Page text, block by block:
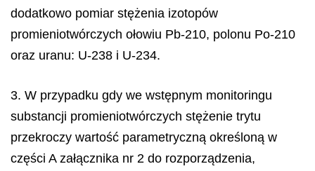
dodatkowo pomiar stężenia izotopów
promieniotwórczych ołowiu Pb-210, polonu Po-210
oraz uranu: U-238 i U-234.
3. W przypadku gdy we wstępnym monitoringu
substancji promieniotwórczych stężenie trytu
przekroczy wartość parametryczną określoną w
części A załącznika nr 2 do rozporządzenia,